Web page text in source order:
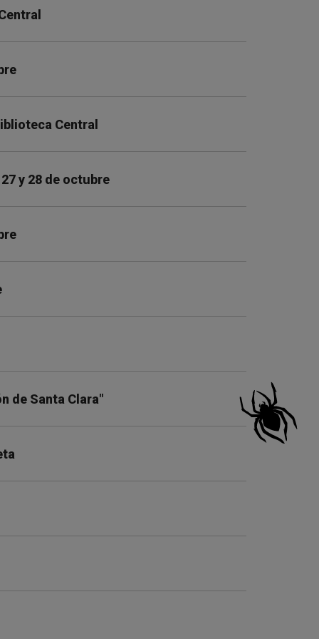
Central
y 28 de octubre
de Santa Clara"